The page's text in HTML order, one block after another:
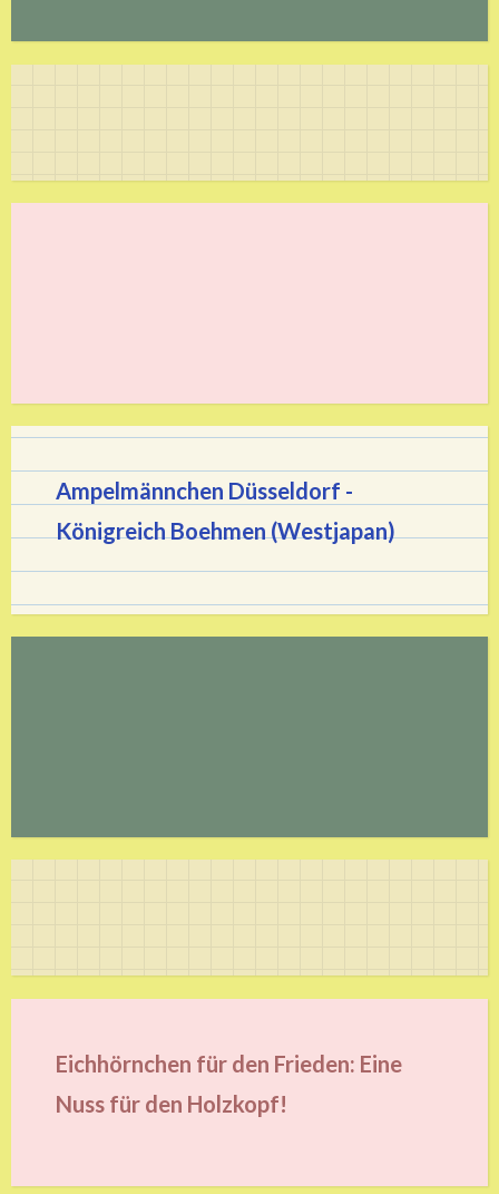
Ampelmännchen Düsseldorf -
Königreich Boehmen (Westjapan)
Eichhörnchen für den Frieden: Eine
Nuss für den Holzkopf!